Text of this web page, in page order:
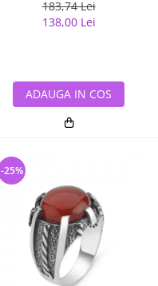
183,74 Lei
138,00 Lei
ADAUGA IN COS
-25%